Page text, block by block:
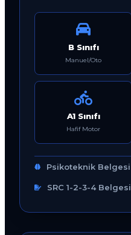
B Sınıfı
Manuel/Oto
A1 Sınıfı
Hafif Motor
Psikoteknik Belgesi
SRC 1-2-3-4 Belgesi